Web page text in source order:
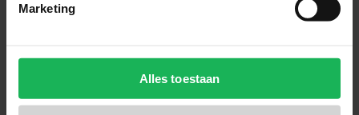
Marketing
Alles toestaan
TUV certificate Pro-User SP solar